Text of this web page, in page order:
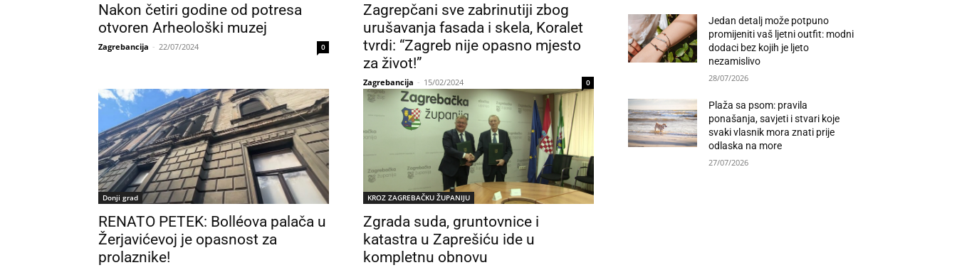
Nakon četiri godine od potresa
otvoren Arheološki muzej
Zagrebancija - 22/07/2024 0
Zagrepčani sve zabrinutiji zbog
urušavanja fasada i skela, Koralet
tvrdi: “Zagreb nije opasno mjesto
za život!”
Zagrebancija - 15/02/2024 0
Donji grad
RENATO PETEK: Bolléova palača u
Žerjavićevoj je opasnost za
prolaznike!
KROZ ZAGREBAČKU ŽUPANIJU
Zgrada suda, gruntovnice i
katastra u Zaprešiću ide u
kompletnu obnovu
Jedan detalj može potpuno
promijeniti vaš ljetni outfit: modni
dodaci bez kojih je ljeto
nezamislivo
28/07/2026
Plaža sa psom: pravila
ponašanja, savjeti i stvari koje
svaki vlasnik mora znati prije
odlaska na more
27/07/2026